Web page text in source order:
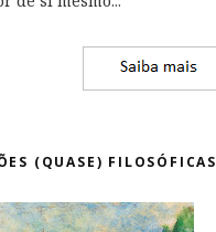
(QUASE) FILOSÓFICAS